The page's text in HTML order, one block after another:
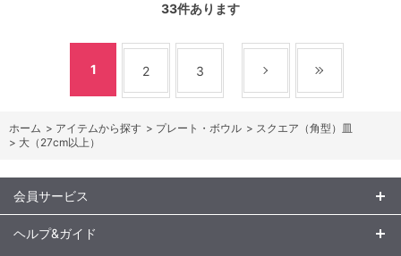
33件あります
1 2 3
ホーム > アイテムから探す > プレート・ボウル > スクエア（角型）皿
> 大（27cm以上）
会員サービス
ヘルプ&ガイド